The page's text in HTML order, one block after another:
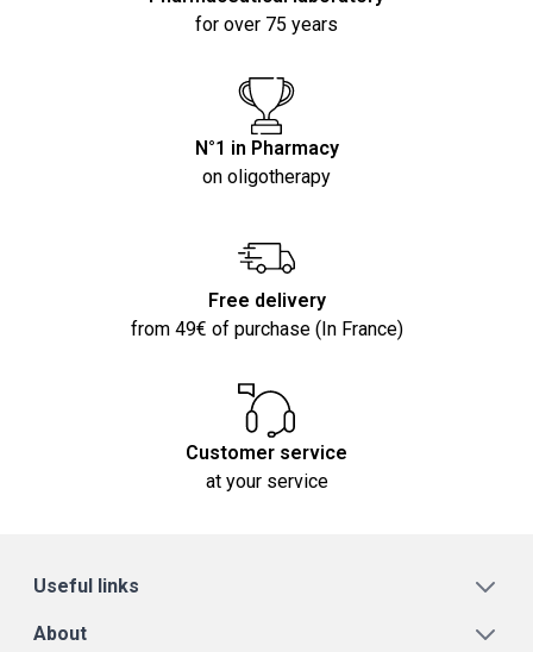
for over 75 years
N°1 in Pharmacy
on oligotherapy
Free delivery
from 49€ of purchase (In France)
Customer service
at your service
Useful links
About